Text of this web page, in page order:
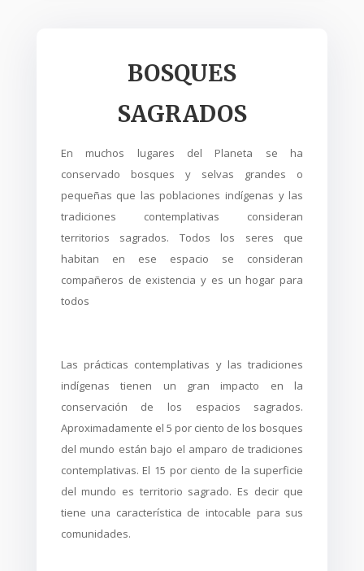
BOSQUES
SAGRADOS
En muchos lugares del Planeta se ha
conservado bosques y selvas grandes o
pequeñas que las poblaciones indígenas y las
tradiciones contemplativas consideran
territorios sagrados. Todos los seres que
habitan en ese espacio se consideran
compañeros de existencia y es un hogar para
todos
Las prácticas contemplativas y las tradiciones
indígenas tienen un gran impacto en la
conservación de los espacios sagrados.
Aproximadamente el 5 por ciento de los bosques
del mundo están bajo el amparo de tradiciones
contemplativas. El 15 por ciento de la superficie
del mundo es territorio sagrado. Es decir que
tiene una característica de intocable para sus
comunidades.